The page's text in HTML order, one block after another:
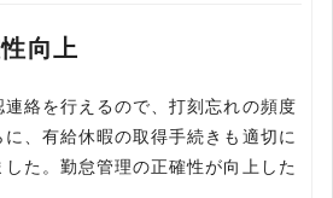
向上
絡を行えるので、打刻忘れの頻度
、有給休暇の取得手続きも適切に
た。勤怠管理の正確性が向上した